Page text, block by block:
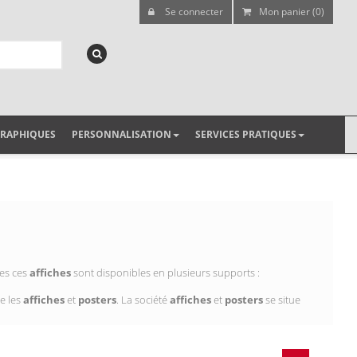
Se connecter Mon panier (0)
PERSONNALISATION SERVICES PRATIQUES
cesaffichessont disponibles en plusieurs supports :
lesafficheset posters. La sociétéafficheset postersse situe